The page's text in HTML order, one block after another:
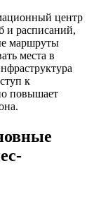
центр
и расписаний,
маршруты
места в
к
повышает